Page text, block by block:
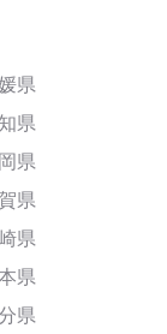
県
県
県
県
県
県
県